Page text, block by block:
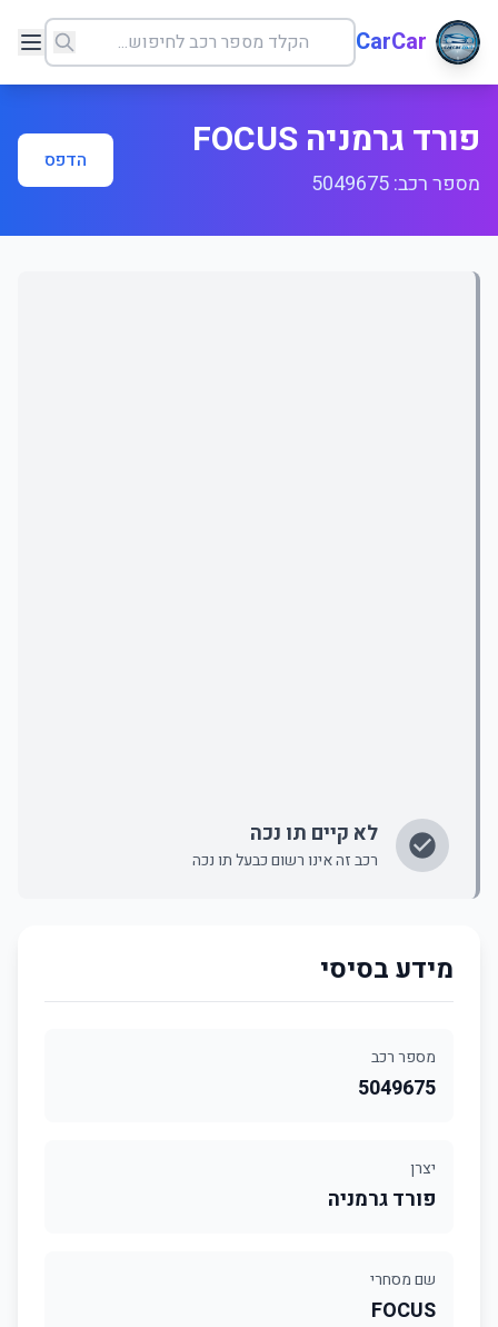
CarCar
פורד גרמניה FOCUS
מספר רכב: 5049675
הדפס
לא קיים תו נכה
רכב זה אינו רשום כבעל תו נכה
מידע בסיסי
מספר רכב
5049675
יצרן
פורד גרמניה
שם מסחרי
FOCUS